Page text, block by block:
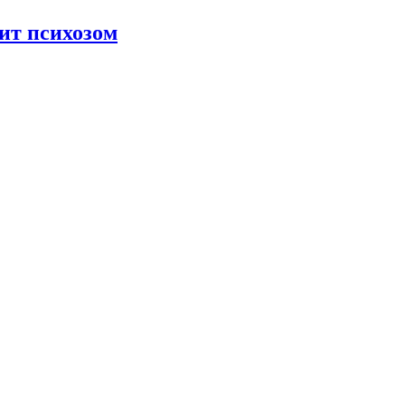
психозом